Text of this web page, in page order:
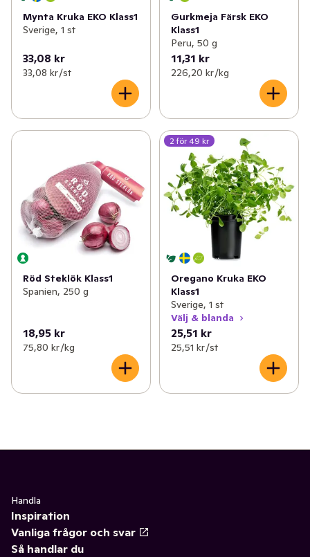
Mynta Kruka EKO Klass1
Sverige, 1 st
33,08 kr
33,08 kr /st
Gurkmeja Färsk EKO
Klass1
Peru, 50 g
11,31 kr
226,20 kr /kg
Röd Steklök Klass1
Spanien, 250 g
18,95 kr
75,80 kr /kg
2 för 49 kr
Oregano Kruka EKO
Klass1
Sverige, 1 st
Välj & blanda
25,51 kr
25,51 kr /st
Handla
Inspiration
Vanliga frågor och svar
Så handlar du